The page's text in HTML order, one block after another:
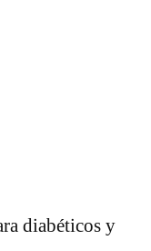
diabéticos y